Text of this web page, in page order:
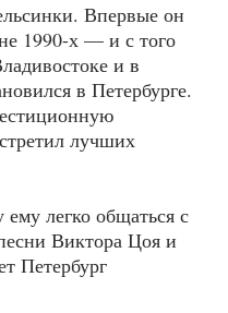
Впервые он
1990-х — и с того
и в
в Петербурге.
лучших
легко общаться с
Виктора Цоя и
Петербург